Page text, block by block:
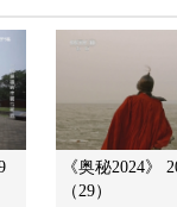
商之都（四）：
2010-05-10
《奥秘2024》
（29）